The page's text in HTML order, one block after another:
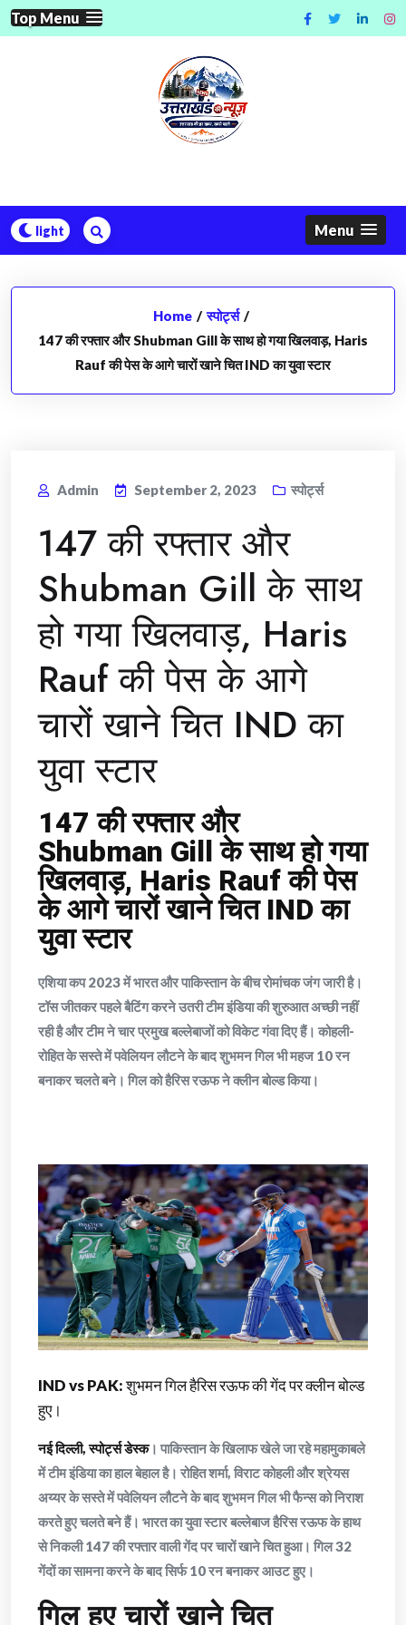
Skip
to
Top Menu
Menu
Home / स्पोर्ट्स /
147 की रफ्तार और Shubman Gill के साथ हो गया खिलवाड़, Haris
Rauf की पेस के आगे चारों खाने चित IND का युवा स्टार
Admin September 2, 2023 स्पोर्ट्स
147 की रफ्तार और
Shubman Gill के साथ
हो गया खिलवाड़, Haris
Rauf की पेस के आगे
चारों खाने चित IND का
युवा स्टार
147 की रफ्तार और
Shubman Gill के साथ हो गया
खिलवाड़, Haris Rauf की पेस
के आगे चारों खाने चित IND का
युवा स्टार
एशिया कप 2023 में भारत और पाकिस्तान के बीच रोमांचक जंग जारी है।
टॉस जीतकर पहले बैटिंग करने उतरी टीम इंडिया की शुरुआत अच्छी नहीं
रही है और टीम ने चार प्रमुख बल्लेबाजों को विकेट गंवा दिए हैं। कोहली-
रोहित के सस्ते में पवेलियन लौटने के बाद शुभमन गिल भी महज 10 रन
बनाकर चलते बने। गिल को हैरिस रऊफ ने क्लीन बोल्ड किया।
IND vs PAK: शुभमन गिल हैरिस रऊफ की गेंद पर क्लीन बोल्ड
हुए।
नई दिल्ली, स्पोर्ट्स डेस्क। पाकिस्तान के खिलाफ खेले जा रहे महामुकाबले
में टीम इंडिया का हाल बेहाल है। रोहित शर्मा, विराट कोहली और श्रेयस
अय्यर के सस्ते में पवेलियन लौटने के बाद शुभमन गिल भी फैन्स को निराश
करते हुए चलते बने हैं। भारत का युवा स्टार बल्लेबाज हैरिस रऊफ के हाथ
से निकली 147 की रफ्तार वाली गेंद पर चारों खाने चित हुआ। गिल 32
गेंदों का सामना करने के बाद सिर्फ 10 रन बनाकर आउट हुए।
गिल हुए चारों खाने चित